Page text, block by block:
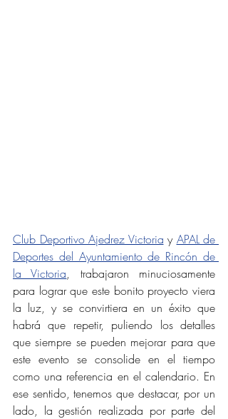
Club Deportivo Ajedrez Victoria y APAL de
Deportes del Ayuntamiento de Rincón de
la Victoria, trabajaron minuciosamente
para lograr que este bonito proyecto viera
la luz, y se convirtiera en un éxito que
habrá que repetir, puliendo los detalles
que siempre se pueden mejorar para que
este evento se consolide en el tiempo
como una referencia en el calendario. En
ese sentido, tenemos que destacar, por un
lado, la gestión realizada por parte del